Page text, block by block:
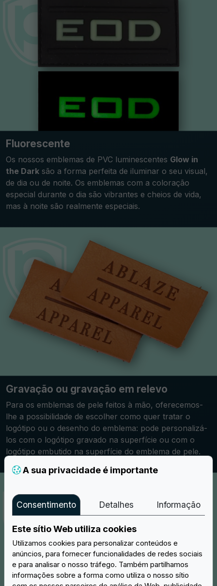
Fluorescente
Os nossos emblemas de PVC luminescentes Glow in
the Dark são a forma perfeita de iluminar o seu visual,
de dia ou de noite. Os emblemas com a coloração
especial durante o dia são vibrantes e cheios de vida,
mas à noite são realmente especiais.
Gravação ou gravação em relevo
Para os emblemas de pele feitos à mão, oferecemos-
lhe a possibilidade de escolher como quer tratar o
logótipo ou o desenho do emblema: pode personalizá-
los com o logótipo gravado na superfície ou com o
logótipo embutido na superfície do emblema de pele.
A sua privacidade é importante
Consentimento Detalhes Informação
Este sítio Web utiliza cookies
Utilizamos cookies para personalizar conteúdos e
anúncios, para fornecer funcionalidades de redes sociais
e para analisar o nosso tráfego. Também partilhamos
informações sobre a forma como utiliza o nosso sítio